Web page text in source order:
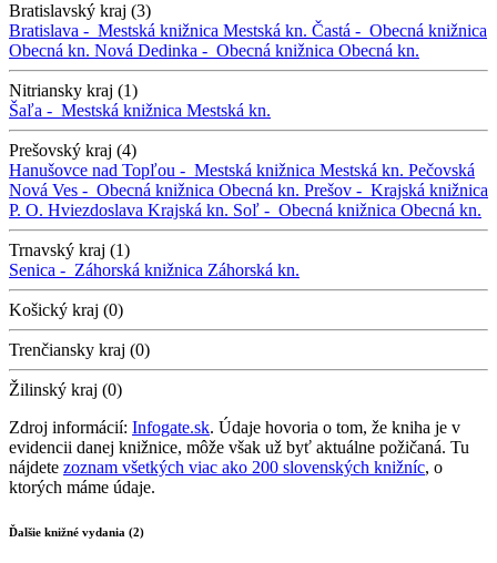
Bratislavský kraj (3)
Bratislava - Mestská knižnica Mestská kn. Častá - Obecná knižnica
Obecná kn. Nová Dedinka - Obecná knižnica Obecná kn.
Nitriansky kraj (1)
Šaľa - Mestská knižnica Mestská kn.
Prešovský kraj (4)
Hanušovce nad Topľou - Mestská knižnica Mestská kn. Pečovská
Nová Ves - Obecná knižnica Obecná kn. Prešov - Krajská knižnica
P. O. Hviezdoslava Krajská kn. Soľ - Obecná knižnica Obecná kn.
Trnavský kraj (1)
Senica - Záhorská knižnica Záhorská kn.
Košický kraj (0)
Trenčiansky kraj (0)
Žilinský kraj (0)
Zdroj informácií: Infogate.sk. Údaje hovoria o tom, že kniha je v
evidencii danej knižnice, môže však už byť aktuálne požičaná. Tu
nájdete zoznam všetkých viac ako 200 slovenských knižníc, o
ktorých máme údaje.
Ďalšie knižné vydania (2)